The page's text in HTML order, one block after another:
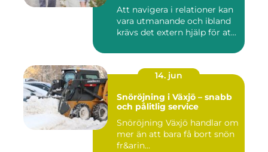
Att navigera i relationer kan
vara utmanande och ibland
krävs det extern hjälp för at...
14. jun
Snöröjning i Växjö – snabb
och pålitlig service
Snöröjning Växjö handlar om
mer än att bara få bort snön
fr&arin...